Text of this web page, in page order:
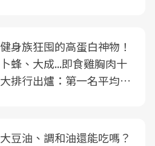
健身族狂囤的高蛋白神物！
卜蜂、大成...即食雞胸肉十
大排行出爐：第一名平均一
大豆油、調和油還能吃嗎？